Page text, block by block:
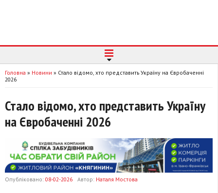
Головна » Новини » Стало відомо, хто представить Україну на Євробаченні
2026
Стало відомо, хто представить Україну
на Євробаченні 2026
Опубліковано: 08-02-2026 Автор: Наталя Мостова